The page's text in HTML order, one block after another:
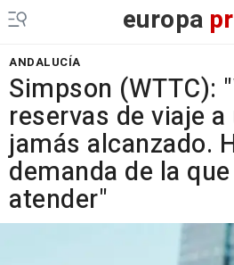
europa
ANDALUCÍA
Simpson (WTTC):
reservas de viaje
jamás alcanzado.
demanda de la
atender"